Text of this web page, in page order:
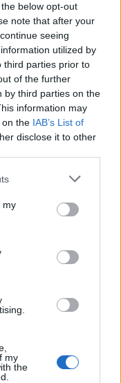
below opt-out
note that after your
seeing
utilized by
third parties prior to
of the further
by third parties on the
information may
on the IAB’s List of
disclose it to other
my
my
the
San Daniele Po
San Giovanni in
Croce
Merate
Curtatone
Gorgonzola
Varese